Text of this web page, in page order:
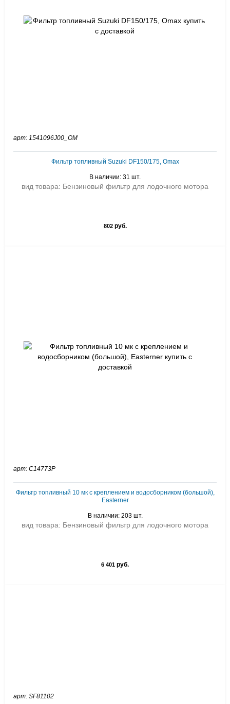
арт: 1541096J00_OM
Фильтр топливный Suzuki DF150/175, Omax
В наличии: 31 шт.
вид товара: Бензиновый фильтр для лодочного мотора
802руб.
арт: C14773P
Фильтр топливный 10 мк с креплением и водосборником (большой),
Easterner
В наличии: 203 шт.
вид товара: Бензиновый фильтр для лодочного мотора
6 401 руб.
арт: SF81102